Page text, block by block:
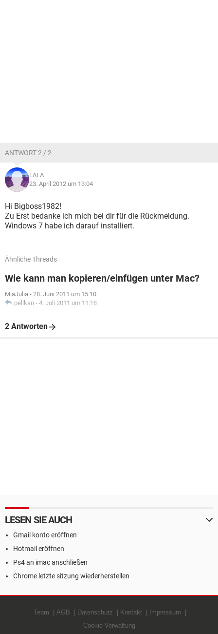
ANTWORT 2 / 2
LALA
23. April 2012 um 13:04
Hi Bigboss1982!
Zu Erst bedanke ich mich bei dir für die Rückmeldung.
Windows 7 habe ich darauf installiert.
Ähnliche Threads
Wie kann man kopieren/einfügen unter Mac?
MiaJulia - 28. Juni 2011 um 15:10
pelikan - 4. Juli 2011 um 11:18
2 Antworten
LESEN SIE AUCH
Gmail konto eröffnen
Hotmail eröffnen
Ps4 an imac anschließen
Chrome letzte sitzung wiederherstellen
Team AGB Datenschutz Kontakt
Impressum
Cookie-Verwaltung